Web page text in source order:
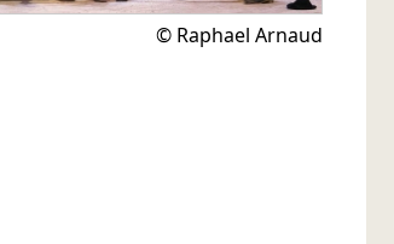
© Raphael Arnaud